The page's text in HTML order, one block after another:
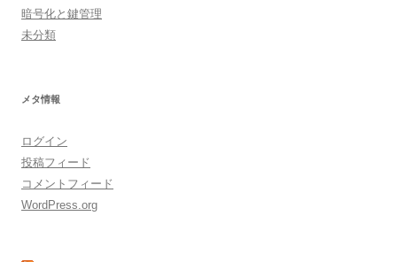
暗号化と鍵管理
未分類
メタ情報
ログイン
投稿フィード
コメントフィード
WordPress.org